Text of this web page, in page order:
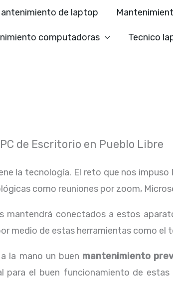
de laptop
computadoras Tecnico
de Escritorio en Pueblo Libre
la tecnología. El reto que nos
como reuniones por zoom,
mantendrá conectados a estos
medio de estas herramientas como el
la mano un buen mantenimiento
para el buen funcionamiento de